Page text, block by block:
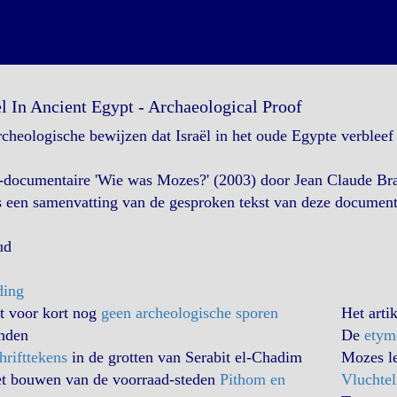
In Ancient Egypt - Archaeological Proof
bewijzen dat Israël in het oude Egypte verbleef
'Wie was Mozes?' (2003) door Jean Claude
samenvatting van de gesproken tekst van deze
voor kort nog geen archeologische sporen
in de grotten van Serabit el-Chadim
bouwen van de voorraad-steden Pithom en
Het
De
Mozes